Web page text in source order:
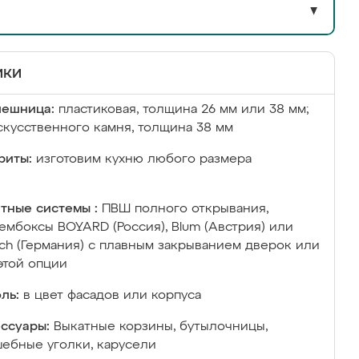
▼
пластиковая, толщина 26 мм или 38 мм;
камня, толщина 38 мм
изготовим кухню любого размера
системы :
ПВШ полного открывания,
BOYARD (Россия), Blum (Австрия) или
(Германия) с плавным закрыванием дверок или
опции
в цвет фасадов или корпуса
Выкатные корзины, бутылочницы,
уголки, карусели